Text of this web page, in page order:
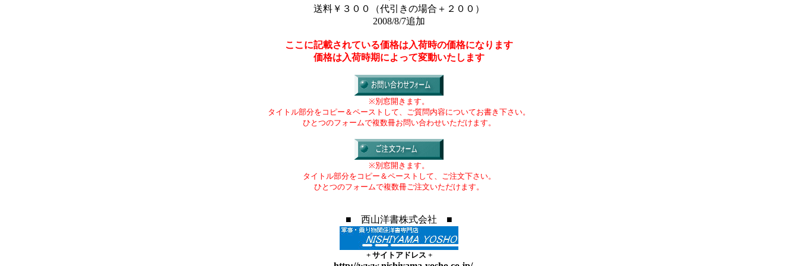
送料￥３００（代引きの場合＋２００）
2008/8/7追加
ここに記載されている価格は入荷時の価格になります
価格は入荷時期によって変動いたします
※別窓開きます。
タイトル部分をコピー＆ペーストして、ご質問内容についてお書き下さい。
ひとつのフォームで複数冊お問い合わせいただけます。
※別窓開きます。
タイトル部分をコピー＆ペーストして、ご注文下さい。
ひとつのフォームで複数冊ご注文いただけます。
■ 西山洋書株式会社 ■
+ サイトアドレス +